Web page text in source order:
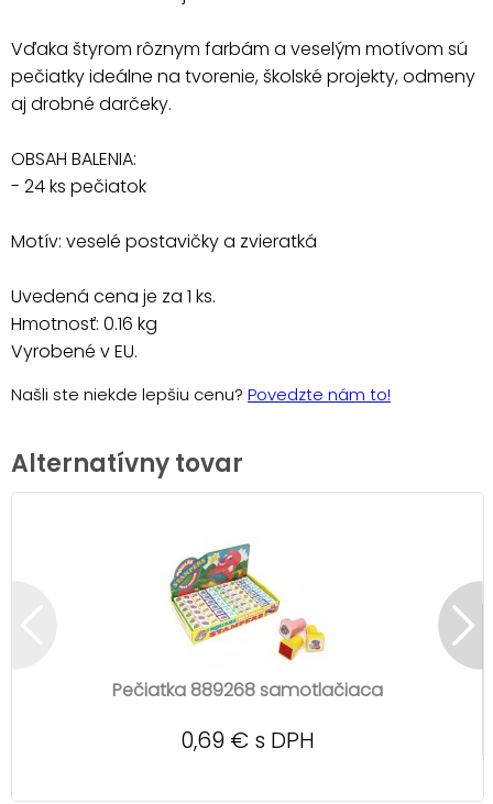
Vďaka štyrom rôznym farbám a veselým motívom sú
pečiatky ideálne na tvorenie, školské projekty, odmeny
aj drobné darčeky.
OBSAH BALENIA:
- 24 ks pečiatok
Motív: veselé postavičky a zvieratká
Uvedená cena je za 1 ks.
Hmotnosť: 0.16 kg
Vyrobené v EU.
Našli ste niekde lepšiu cenu? Povedzte nám to!
Alternatívny tovar
Pečiatka 889268 samotlačiaca
0,69 € s DPH